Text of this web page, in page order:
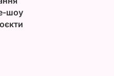
шоу